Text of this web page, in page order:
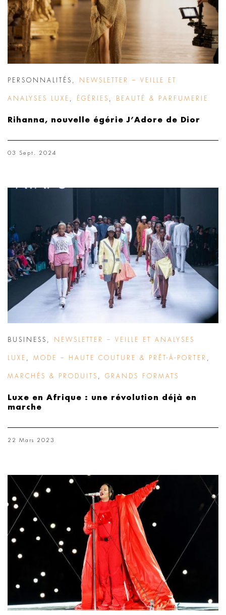
PERSONNALITÉS NEWSLETTER – VEILLE ET
ANALYSES LUXE ÉGÉRIES BEAUTÉ & PARFUMERIE
Rihanna, nouvelle égérie J’Adore de Dior
03 Sept. 2024
BUSINESS NEWSLETTER – VEILLE ET ANALYSES
LUXE MODE – HAUTE COUTURE & PRÊT-À-PORTER
MARCHÉS & PRODUITS GRANDS FORMATS
Luxe en Afrique : une révolution déjà en
marche
22 Mars 2023